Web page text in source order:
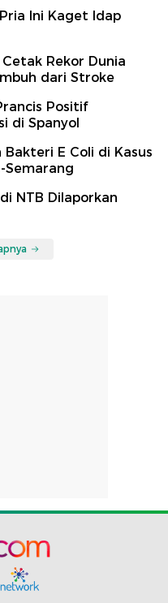
Ini Kaget Idap
Rekor Dunia
dari Stroke
Positif
di Spanyol
E Coli di Kasus
Semarang
NTB Dilaporkan